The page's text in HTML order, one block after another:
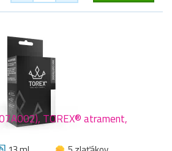
TOREX® atrament,